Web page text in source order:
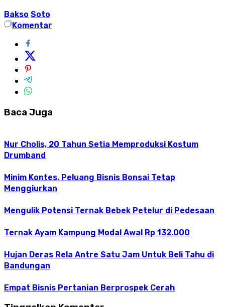
Bakso Soto
Komentar
Baca Juga
Nur Cholis, 20 Tahun Setia Memproduksi Kostum
Drumband
Minim Kontes, Peluang Bisnis Bonsai Tetap
Menggiurkan
Mengulik Potensi Ternak Bebek Petelur di Pedesaan
Ternak Ayam Kampung Modal Awal Rp 132.000
Hujan Deras Rela Antre Satu Jam Untuk Beli Tahu di
Bandungan
Empat Bisnis Pertanian Berprospek Cerah